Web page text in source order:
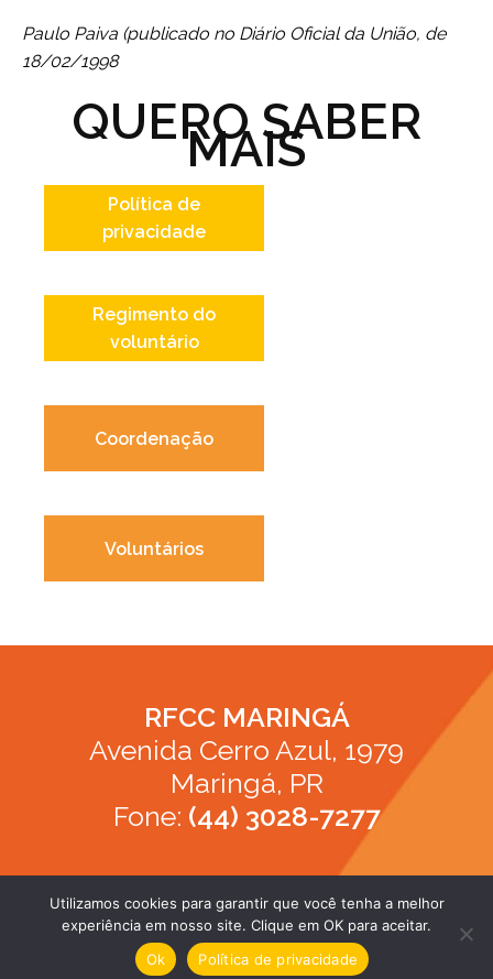
Paulo Paiva (publicado no Diário Oficial da União, de
18/02/1998
QUERO SABER
MAIS
Política de
privacidade
Regimento do
voluntário
Coordenação
Voluntários
RFCC MARINGÁ
Avenida Cerro Azul, 1979
Maringá, PR
Fone: (44) 3028-7277
apoio Young Studio
Utilizamos cookies para garantir que você tenha a melhor
experiência em nosso site. Clique em OK para aceitar.
Ok
Política de privacidade